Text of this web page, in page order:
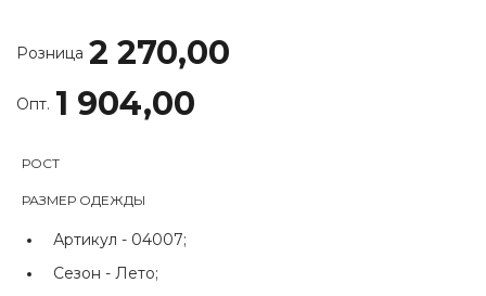
Розница 2 270,00
Опт. 1 904,00
РОСТ
РАЗМЕР ОДЕЖДЫ
Артикул - 04007;
Сезон - Лето;